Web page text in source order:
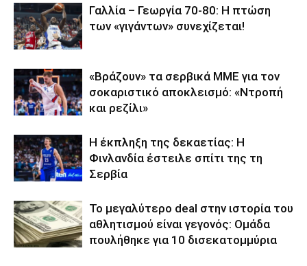
Γαλλία – Γεωργία 70-80: Η πτώση
των «γιγάντων» συνεχίζεται!
«Βράζουν» τα σερβικά ΜΜΕ για τον
σοκαριστικό αποκλεισμό: «Ντροπή
και ρεζίλι»
Η έκπληξη της δεκαετίας: Η
Φινλανδία έστειλε σπίτι της τη
Σερβία
Το μεγαλύτερο deal στην ιστορία του
αθλητισμού είναι γεγονός: Ομάδα
πουλήθηκε για 10 δισεκατομμύρια